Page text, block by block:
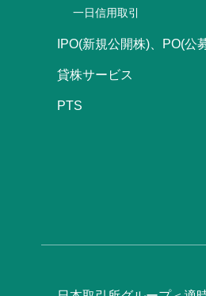
一日信用取引
IPO(新規公開株)、PO(公
貸株サービス
PTS